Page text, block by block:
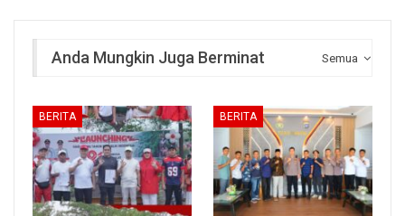
Semua
Anda Mungkin Juga Berminat
BERITA BERITA